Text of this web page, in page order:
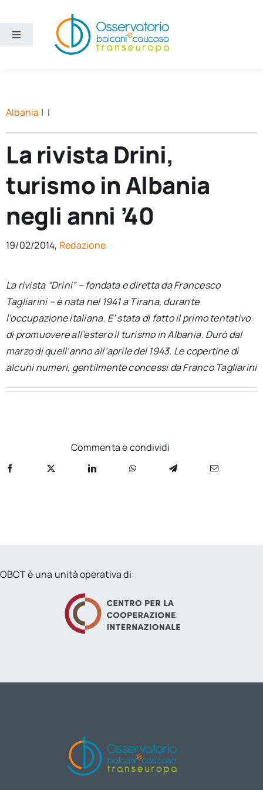
contenuto
Toggle
Ricerca e divulgazione
Sezioni
Chi siamo
Newsletter
Ita
Albania | |
La rivista Drini,
turismo in Albania
negli anni ’40
19/02/2014, Redazione
La rivista “Drini” – fondata e diretta da Francesco
Tagliarini – è nata nel 1941 a Tirana, durante
l’occupazione italiana. E’ stata di fatto il primo tentativo
di promuovere all’estero il turismo in Albania. Durò dal
marzo di quell’anno all’aprile del 1943. Le copertine di
alcuni numeri, gentilmente concessi da Franco Tagliarini
Commenta e condividi
OBCT è una unità operativa di: